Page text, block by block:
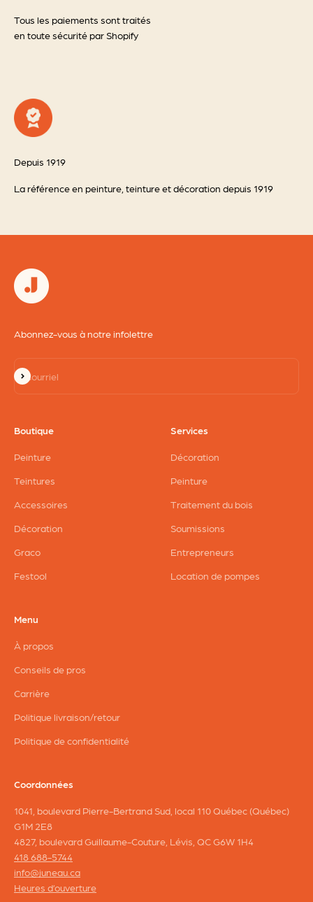
Tous les paiements sont traités
en toute sécurité par Shopify
Depuis 1919
La référence en peinture, teinture et décoration depuis 1919
Abonnez-vous à notre infolettre
Courriel
S'inscrire
Boutique
Peinture
Teintures
Accessoires
Décoration
Graco
Festool
Services
Décoration
Peinture
Traitement du bois
Soumissions
Entrepreneurs
Location de pompes
Menu
À propos
Conseils de pros
Carrière
Politique livraison/retour
Politique de confidentialité
Coordonnées
1041, boulevard Pierre-Bertrand Sud, local 110 Québec (Québec)
G1M 2E8
4827, boulevard Guillaume-Couture, Lévis, QC G6W 1H4
418 688-5744
info@juneau.ca
Heures d’ouverture